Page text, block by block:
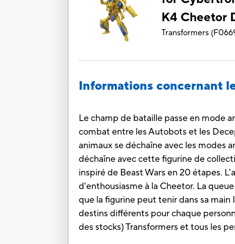
K4 Cheetor
Transformers (
Informations concernant
Le champ de bataille passe en mode
combat entre les Autobots et les
animaux se déchaîne avec les modes
déchaîne avec cette figurine de
inspiré de Beast Wars en 20 étapes.
d'enthousiasme à la Cheetor. La
que la figurine peut tenir dans sa
destins différents pour chaque
des stocks) Transformers et tous les